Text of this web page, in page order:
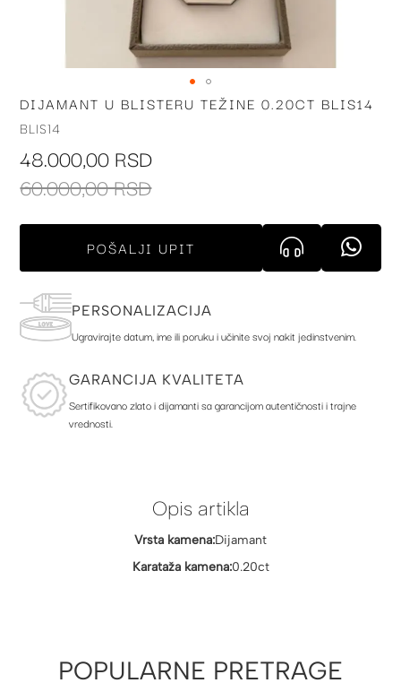
Skip
the
beginning
the
gallery
DIJAMANT U BLISTERU TEŽINE 0.20CT BLIS14
BLIS14
48.000,00 RSD
60.000,00 RSD
POŠALJI UPIT
PERSONALIZACIJA
Ugravirajte datum, ime ili poruku i učinite svoj nakit jedinstvenim.
GARANCIJA KVALITETA
Sertifikovano zlato i dijamanti sa garancijom autentičnosti i trajne
vrednosti.
Opis artikla
Vrsta kamena:Dijamant
Karataža kamena:0.20ct
POPULARNE PRETRAGE